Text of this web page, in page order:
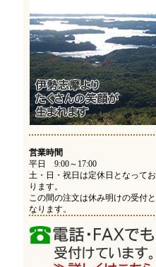
営業時間
平日 9:00～17:00
土・日・祝日は定休日となってお
ります。
この間の注文は休み明けの受付と
なります。